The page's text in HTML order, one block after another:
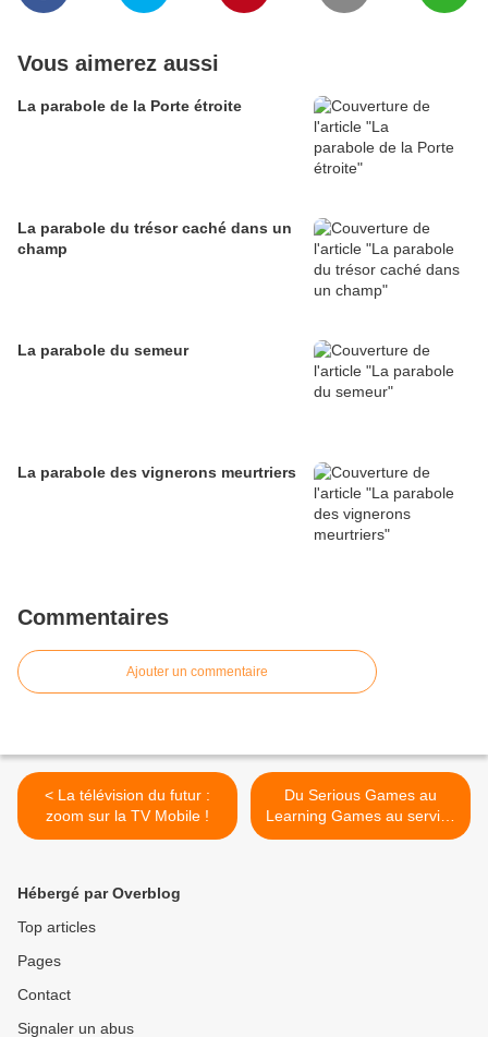
Vous aimerez aussi
La parabole de la Porte étroite
La parabole du trésor caché dans un
champ
La parabole du semeur
La parabole des vignerons meurtriers
Commentaires
Ajouter un commentaire
< La télévision du futur :
zoom sur la TV Mobile !
Du Serious Games au
Learning Games au service
du E-learning et du Mobile
Hébergé par Overblog
Top articles
Pages
Contact
Signaler un abus